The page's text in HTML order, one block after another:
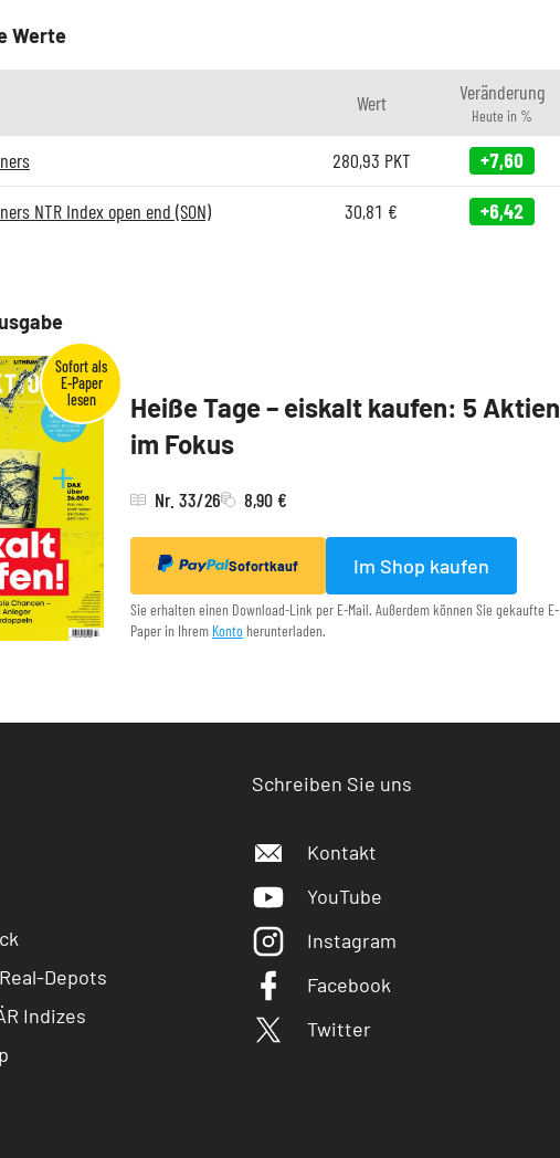
Werte
Wert Veränderung
Heute in %
280,93 PKT +7,60
NTR Index open end (SON) 30,81 € +6,42
Heiße Tage – eiskalt kaufen: 5 Aktien
im Fokus
Nr. 33/26 8,90 €
Sofortkauf Im Shop kaufen
Sie erhalten einen Download-Link per E-Mail. Außerdem können Sie gekaufte E-
Paper in Ihrem Konto herunterladen.
Depots
Indizes
Schreiben Sie uns
Kontakt
YouTube
Instagram
Facebook
Twitter